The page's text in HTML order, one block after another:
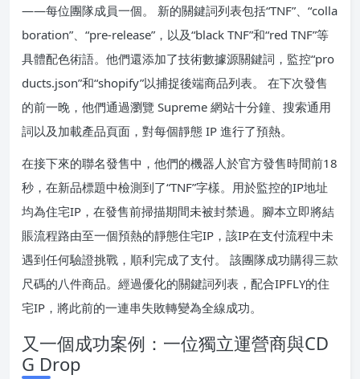
——每位團隊成員一個。 新的關鍵詞列表包括“TNF”、“colla
boration”、“pre-release”，以及“black TNF”和“red TNF”等
具體配色術語。他們還添加了技術數據源關鍵詞，監控“pro
ducts.json”和“shopify”以捕捉後端商品列表。 在下次發售
的前一晚，他們通過瀏覽 Supreme 網站十分鐘、搜索通用
詞以及加載產品頁面，對每個靜態 IP 進行了預熱。
在接下來的聯名發售中，他們的機器人於官方發售時間前18
秒，在新品標題中檢測到了“TNF”字樣。用於監控的IP地址
均為住宅IP，在發售前掃描期間未被封禁過。腳本立即將結
賬流程路由至一個預熱的靜態住宅IP，該IP在支付流程中未
遇到任何驗證挑戰，順利完成了支付。 該團隊成功購得三款
尺碼的八件商品。經過優化的關鍵詞列表，配合IPFLY的住
宅IP，將此前的一連串失敗轉變為全線成功。
又一個成功案例：一位獨立運營商與CD
G Drop